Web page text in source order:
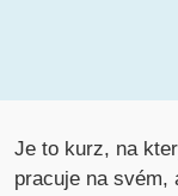
Je to kurz, na
pracuje na